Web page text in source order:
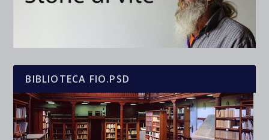
BIBLIOTECA FIO.PSD